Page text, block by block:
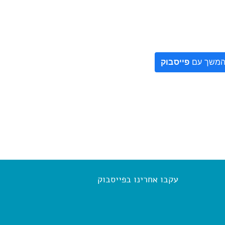
המשך עם פייסבוק
עקבו אחרינו בפייסבוק